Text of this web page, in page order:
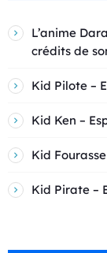
L’anime
crédits de
Kid Pilote –
Kid Ken –
Kid
Kid Pirate –